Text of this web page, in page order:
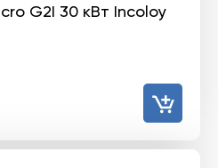
G2I 30 кВт Incoloy